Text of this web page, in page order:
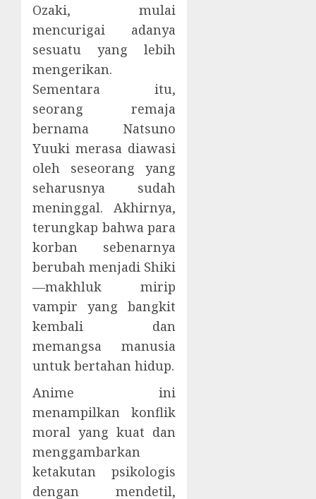
Ozaki, mulai
mencurigai adanya
sesuatu yang lebih
mengerikan.
Sementara itu,
seorang remaja
bernama Natsuno
Yuuki merasa diawasi
oleh seseorang yang
seharusnya sudah
meninggal. Akhirnya,
terungkap bahwa para
korban sebenarnya
berubah menjadi Shiki
—makhluk mirip
vampir yang bangkit
kembali dan
memangsa manusia
untuk bertahan hidup.
Anime ini
menampilkan konflik
moral yang kuat dan
menggambarkan
ketakutan psikologis
dengan mendetil,